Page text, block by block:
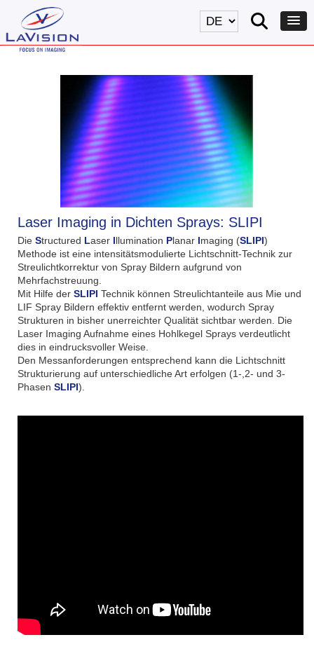
Laser Imaging in Dichten Sprays: SLIPI
Die Structured Laser Illumination Planar Imaging (SLIPI)
Methode ist eine intensitätsmodulierte Lichtschnitt-Technik zur
Streulichtkorrektur von Spray Bildern aufgrund von
Mehrfachstreuung.
Mit Hilfe der SLIPI Technik können Streulichtanteile aus Mie und
LIF Spray Bildern effektiv entfernt werden, wodurch Spray
Strukturen in bisher unerreichter Qualität sichtbar werden. Die
Laser Imaging Aufnahme eines Hohlkegel Sprays verdeutlicht
dies in eindrucksvoller Weise.
Den Messanforderungen entsprechend kann die Lichtschnitt
Strukturierung auf unterschiedliche Art erfolgen (1-,2- und 3-
Phasen SLIPI).